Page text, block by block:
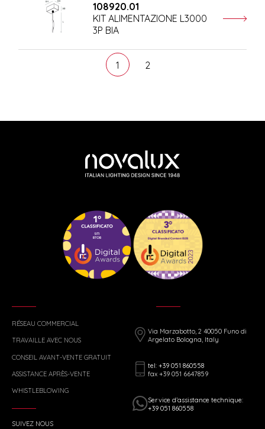
108920.01
KIT ALIMENTAZIONE L3000
3P BIA
1 2
RÉSEAU COMMERCIAL
TRAVAILLE AVEC NOUS
CONSEIL AVANT-VENTE GRATUIT
ASSISTANCE APRÈS-VENTE
WHISTLEBLOWING
Via Marzabotto, 2 40050 Funo di
Argelato Bologna, Italy
tel: +39 051 860558
fax +39 051 6647859
Service d’assistance technique:
+39 051 860558
SUIVEZ NOUS